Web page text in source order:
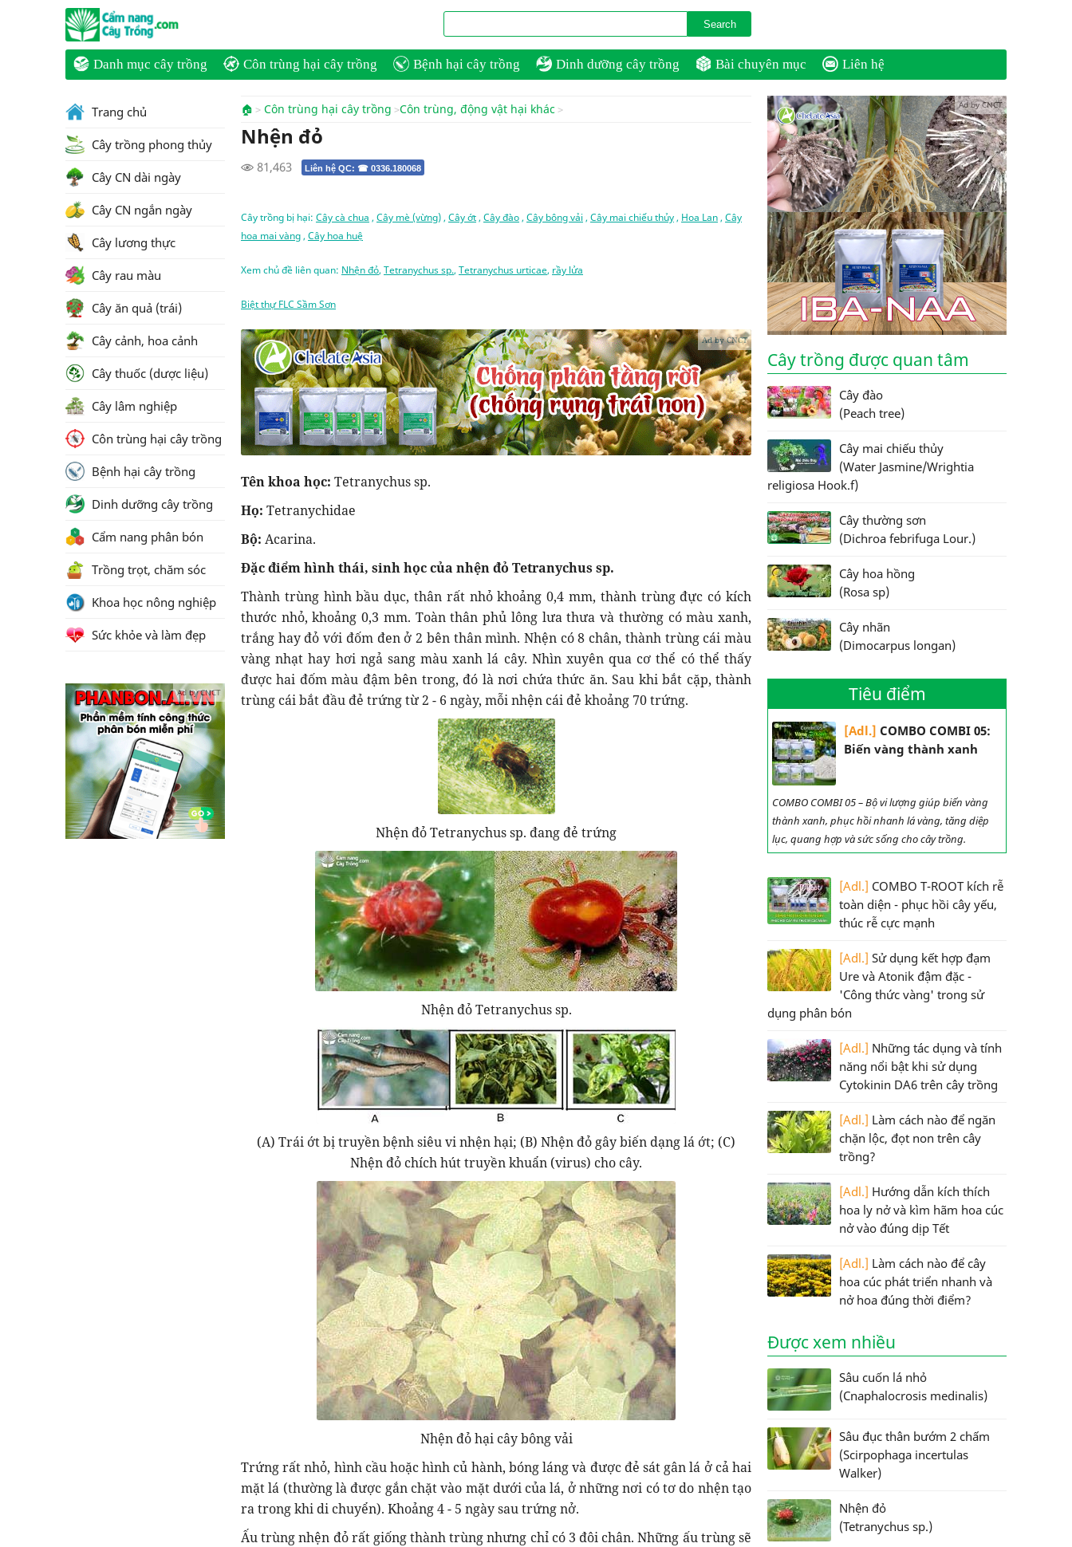
Danh mục cây trồng Côn trùng hại cây trồng Bệnh hại cây trồng Dinh dưỡng cây trồng Bài chuyên mục Liên hệ
🏠 Côn trùng hại cây trồng Côn trùng, động vật hại khác
Nhện đỏ
81,463 Liên hệ QC: ☎ 0336.180068
Cây trồng bị hại: Cây cà chua , Cây mè (vừng), Cây ớt, Cây đào, Cây bông vải , Cây mai chiếu thủy, Hoa Lan, Cây
hoa mai vàng, Cây hoa huệ
Xem chủ đề liên quan: Nhện đỏ, Tetranychus sp., Tetranychus urticae, rầy lửa
Biệt thự FLC Sầm Sơn
Ad by CNCT
Tên khoa học: Tetranychus sp.
Họ: Tetranychidae
Bộ: Acarina.
Đặc điểm hình thái, sinh học của nhện đỏ Tetranychus sp.
Thành trùng hình bầu dục, thân rất nhỏ khoảng 0,4 mm, thành trùng đực có kích
thước nhỏ, khoảng 0,3 mm. Toàn thân phủ lông lưa thưa và thường có màu xanh,
trắng hay đỏ với đốm đen ở 2 bên thân mình. Nhện có 8 chân, thành trùng cái màu
vàng nhạt hay hơi ngả sang màu xanh lá cây. Nhìn xuyên qua cơ thể có thể thấy
được hai đốm màu đậm bên trong, đó là nơi chứa thức ăn. Sau khi bắt cặp, thành
trùng cái bắt đầu đẻ trứng từ 2 - 6 ngày, mỗi nhện cái đẻ khoảng 70 trứng.
Nhện đỏ Tetranychus sp. đang đẻ trứng
Nhện đỏ Tetranychus sp.
(A) Trái ớt bị truyền bệnh siêu vi nhện hại; (B) Nhện đỏ gây biến dạng lá ớt; (C)
Nhện đỏ chích hút truyền khuẩn (virus) cho cây.
Nhện đỏ hại cây bông vải
Trứng rất nhỏ, hình cầu hoặc hình củ hành, bóng láng và được đẻ sát gân lá ở cả hai
mặt lá (thường là được gắn chặt vào mặt dưới của lá, ở những nơi có tơ do nhện tạo
ra trong khi di chuyển). Khoảng 4 - 5 ngày sau trứng nở.
Ấu trùng nhện đỏ rất giống thành trùng nhưng chỉ có 3 đôi chân. Những ấu trùng sẽ
Ad by CNCT
Cây trồng được quan tâm
Cây đào
(Peach tree)
Cây mai chiếu thủy
(Water Jasmine/Wrightia
religiosa Hook.f)
Cây thường sơn
(Dichroa febrifuga Lour.)
Cây hoa hồng
(Rosa sp)
Cây nhãn
(Dimocarpus longan)
Tiêu điểm
[Adl.] COMBO COMBI 05:
Biến vàng thành xanh
COMBO COMBI 05 – Bộ vi lượng giúp biến vàng
thành xanh, phục hồi nhanh lá vàng, tăng diệp
lục, quang hợp và sức sống cho cây trồng.
[Adl.] COMBO T-ROOT kích rễ
toàn diện - phục hồi cây yếu,
thúc rễ cực mạnh
[Adl.] Sử dụng kết hợp đạm
Ure và Atonik đậm đặc -
'Công thức vàng' trong sử
dụng phân bón
[Adl.] Những tác dụng và tính
năng nổi bật khi sử dụng
Cytokinin DA6 trên cây trồng
[Adl.] Làm cách nào để ngăn
chặn lộc, đọt non trên cây
trồng?
[Adl.] Hướng dẫn kích thích
hoa ly nở và kìm hãm hoa cúc
nở vào đúng dịp Tết
[Adl.] Làm cách nào để cây
hoa cúc phát triển nhanh và
nở hoa đúng thời điểm?
Được xem nhiều
Sâu cuốn lá nhỏ
(Cnaphalocrosis medinalis)
Sâu đục thân bướm 2 chấm
(Scirpophaga incertulas
Walker)
Nhện đỏ
(Tetranychus sp.)
Trang chủ
Cây trồng phong thủy
Cây CN dài ngày
Cây CN ngắn ngày
Cây lương thực
Cây rau màu
Cây ăn quả (trái)
Cây cảnh, hoa cảnh
Cây thuốc (dược liệu)
Cây lâm nghiệp
Côn trùng hại cây trồng
Bệnh hại cây trồng
Dinh dưỡng cây trồng
Cẩm nang phân bón
Trồng trọt, chăm sóc
Khoa học nông nghiệp
Sức khỏe và làm đẹp
Ad by CNCT